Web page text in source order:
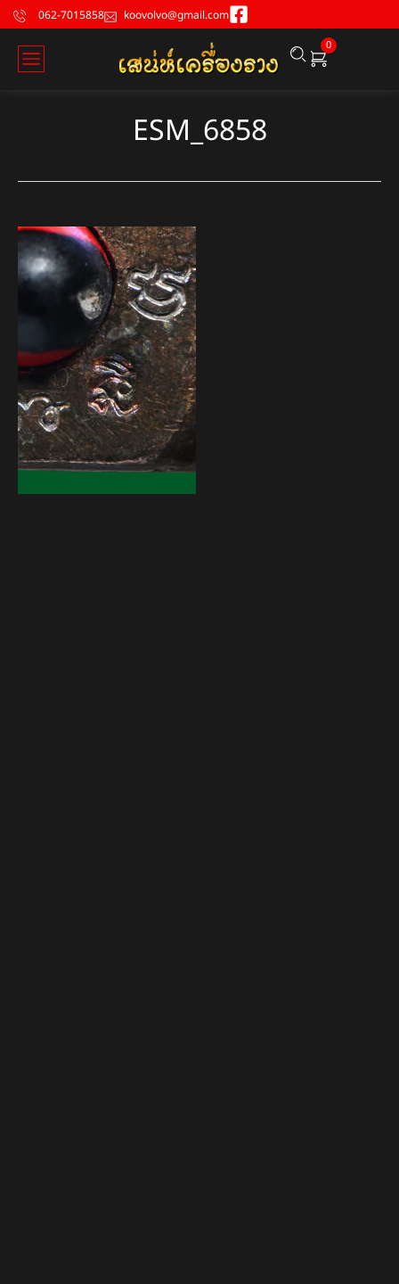
062-7015858 koovolvo@gmail.com
0
ESM_6858